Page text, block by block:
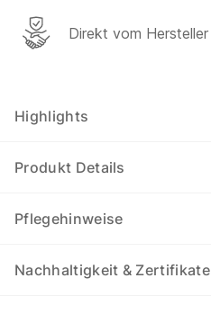
Direkt vom Hersteller
Highlights
Produkt Details
Pflegehinweise
Nachhaltigkeit & Zertifikate